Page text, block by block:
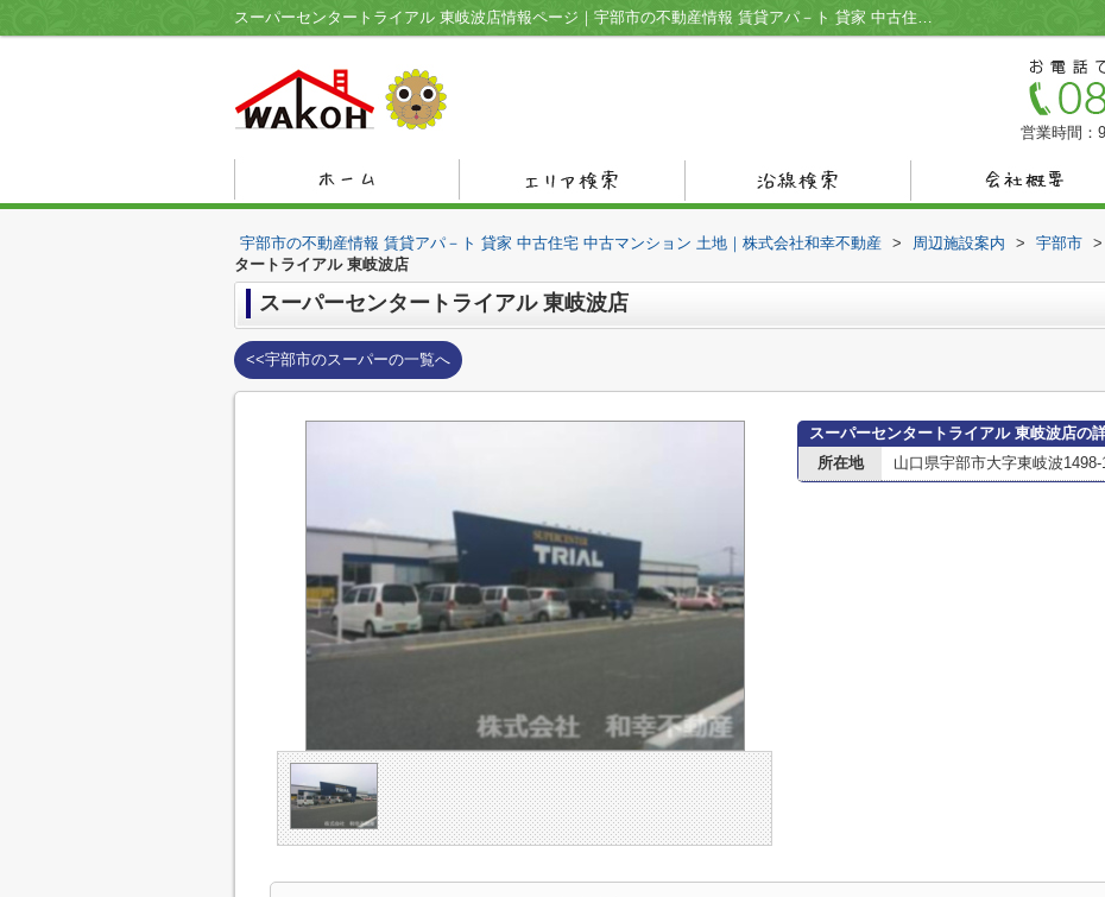
スーパーセンタートライアル 東岐波店情報ページ｜宇部市の不動産情報 賃貸アパ－ト 貸家 中古住宅 中古マンション 土地｜株式会社和幸不動産
営業時間：
宇部市の不動産情報 賃貸アパ－ト 貸家 中古住宅 中古マンション 土地｜株式会社和幸不動産 > 周辺施設案内 > 宇部市 >
タートライアル 東岐波店
スーパーセンタートライアル 東岐波店
<<宇部市のスーパーの一覧へ
スーパーセンタートライアル 東岐波店の
所在地
山口県宇部市大字東岐波1498-